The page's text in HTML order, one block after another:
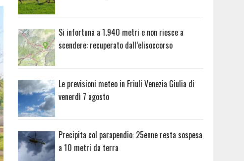
Si infortuna a 1.940 metri e non riesce a
scendere: recuperato dall’elisoccorso
Le previsioni meteo in Friuli Venezia Giulia di
venerdì 7 agosto
Precipita col parapendio: 25enne resta sospesa
a 10 metri da terra